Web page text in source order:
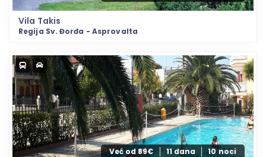
Vila Takis
Regija Sv. Đorđa - Asprovalta
Već od 89€ 11 dana 10 noci